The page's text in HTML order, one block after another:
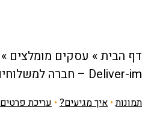
דף הבית» עסקים מומלצים »
Deliver-im – חברה למשלוחים
תמונות• איך מגיעים? • עריכת פרטים